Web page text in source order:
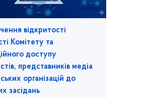
відкритості
Комітету та
доступу
представників медіа
організацій до
засідань